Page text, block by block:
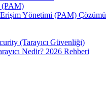
(PAM)
Erişim Yönetimi (PAM) Çözümü
(Tarayıcı Güvenliği)
Nedir? 2026 Rehberi